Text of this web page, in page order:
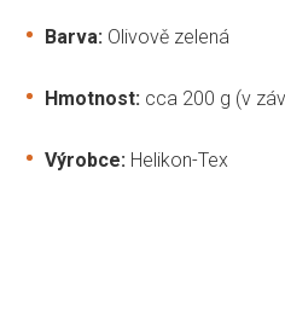
Barva: Olivově zelená
Hmotnost: cca 200 g (v
Výrobce: Helikon-Tex